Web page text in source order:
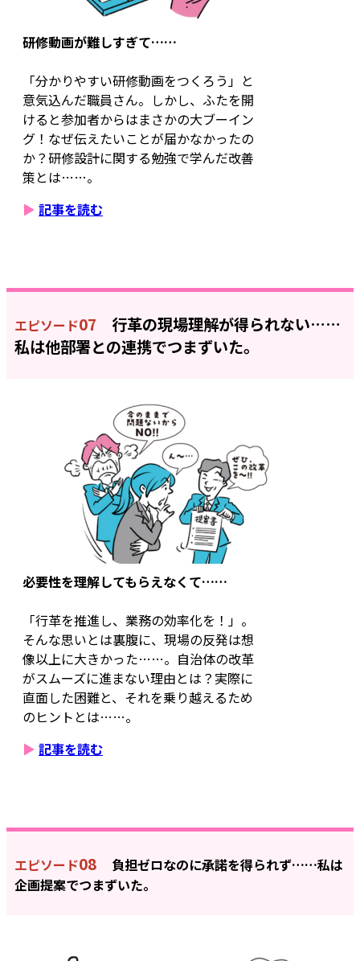
研修動画が難しすぎて……
「分かりやすい研修動画をつくろう」と
意気込んだ職員さん。しかし、ふたを開
けると参加者からはまさかの大ブーイン
グ！なぜ伝えたいことが届かなかったの
か？研修設計に関する勉強で学んだ改善
策とは……。
▶ 記事を読む
エピソード07 行革の現場理解が得られない……
私は他部署との連携でつまずいた。
必要性を理解してもらえなくて……
「行革を推進し、業務の効率化を！」。
そんな思いとは裏腹に、現場の反発は想
像以上に大きかった……。自治体の改革
がスムーズに進まない理由とは？実際に
直面した困難と、それを乗り越えるため
のヒントとは……。
▶ 記事を読む
エピソード08
負担ゼロなのに承諾を得られず……私は
企画提案でつまずいた。